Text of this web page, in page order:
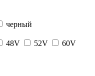
черный
48V 52V
60V